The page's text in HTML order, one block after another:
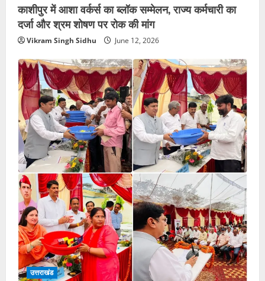
काशीपुर में आशा वर्कर्स का ब्लॉक सम्मेलन, राज्य कर्मचारी का
दर्जा और श्रम शोषण पर रोक की मांग
Vikram Singh Sidhu June 12, 2026
उत्तराखंड